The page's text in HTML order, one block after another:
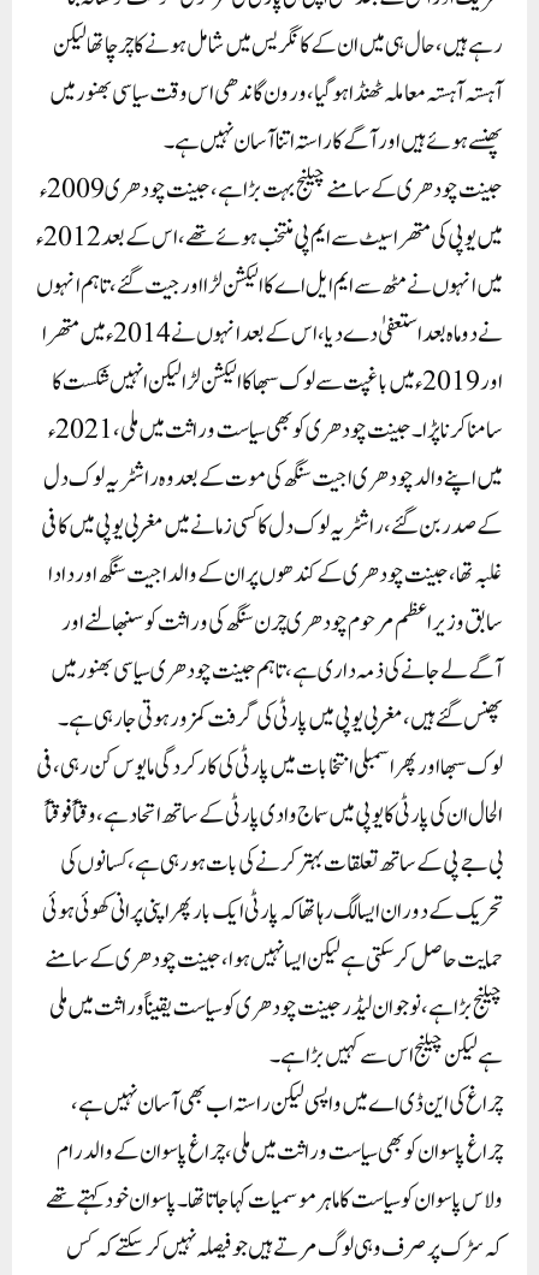
رہے ہیں ، حال ہی میں ان کے کانگریس میں شامل ہونے کا چرچا تھا لیکن
آہستہ آہستہ معاملہ ٹھنڈا ہوگیا ، ورون گاندھی اس وقت سیاسی بھنور میں
پھنسے ہوئے ہیں اور آگے کا راستہ اتنا آسان نہیں ہے۔
جینت چودھری کے سامنے چیلنج بہت بڑا ہے ، جینت چودھری 2009ء
میں یوپی کی متھرا سیٹ سے ایم پی منتخب ہوئے تھے ، اس کے بعد 2012ء
میں انہوں نے مٹھ سے ایم ایل اے کا الیکشن لڑا اور جیت گئے ، تاہم انہوں
نے دو ماہ بعد استعفیٰ دے دیا ، اس کے بعد انہوں نے 2014ء میں متھرا
اور 2019ء میں باغپت سے لوک سبھا کا الیکشن لڑا لیکن انہیں شکست کا
سامنا کرنا پڑا ۔ جینت چودھری کو بھی سیاست وراثت میں ملی ، 2021ء
میں اپنے والد چودھری اجیت سنگھ کی موت کے بعد وہ راشٹریہ لوک دل
کے صدر بن گئے ، راشٹریہ لوک دل کا کسی زمانے میں مغربی یوپی میں کافی
غلبہ تھا ، جینت چودھری کے کندھوں پر ان کے والد اجیت سنگھ اور دادا
سابق وزیر اعظم مرحوم چودھری چرن سنگھ کی وراثت کو سنبھالنے اور
آگے لے جانے کی ذمہ داری ہے ، تاہم جینت چودھری سیاسی بھنور میں
پھنس گئے ہیں ، مغربی یوپی میں پارٹی کی گرفت کمزور ہوتی جا رہی ہے۔
لوک سبھا اور پھر اسمبلی انتخابات میں پارٹی کی کارکردگی مایوس کن رہی ، فی
الحال ان کی پارٹی کا یوپی میں سماج وادی پارٹی کے ساتھ اتحاد ہے ، وقتاً فوقتاً
بی جے پی کے ساتھ تعلقات بہتر کرنے کی بات ہو رہی ہے ، کسانوں کی
تحریک کے دوران ایسا لگ رہا تھا کہ پارٹی ایک بار پھر اپنی پرانی کھوئی ہوئی
حمایت حاصل کر سکتی ہے لیکن ایسا نہیں ہوا ، جینت چودھری کے سامنے
چیلنج بڑا ہے ، نوجوان لیڈر جینت چودھری کو سیاست یقیناً وراثت میں ملی
ہے لیکن چیلنج اس سے کہیں بڑا ہے۔
چراغ کی این ڈی اے میں واپسی لیکن راستہ اب بھی آسان نہیں ہے ،
چراغ پاسوان کو بھی سیاست وراثت میں ملی ، چراغ پاسوان کے والد رام
ولاس پاسوان کو سیاست کا ماہر موسمیات کہا جاتا تھا۔ پاسوان خود کہتے تھے
کہ سڑک پر صرف وہی لوگ مرتے ہیں جو فیصلہ نہیں کر سکتے کہ کس